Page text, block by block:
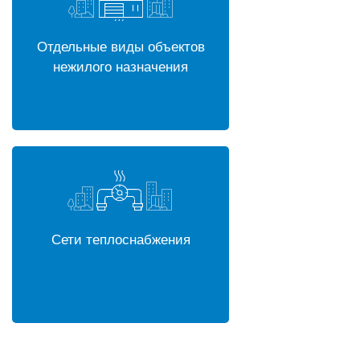
Отдельные виды объектов
нежилого назначения
Сети теплоснабжения